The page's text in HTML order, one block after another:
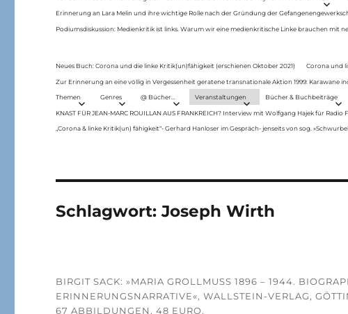
Erinnerung an Lara Melin und ihre wichtige Rolle nach der Gründung der
Podiumsdiskussion: Medienkritik ist links. Warum wir eine medienkritische Linke brauchen mit
Neues Buch: Corona und die linke Kritik(un)fähigkeit (erschienen Oktober 2021) Corona und
Zur Erinnerung an eine völlig in Vergessenheit geratene transnationale Aktion 1999: Karawane
Themen Genres @ Bücher… Veranstaltungen Bücher & Buchbeiträge
KNAST FÜR JEAN-MARC ROUILLAN AUS FRANKREICH? Interview mit Wolfgang Hajek für Radio
„Corona & linke Kritik(un) fähigkeit“- Gerhard Hanloser im Gespräch- jenseits von sog.
Schlagwort:Joseph Wirth
BIRGIT SACK: »MARIA GROLLMUSS 1896 – 1944.
RINNERUNGSNARRATIVE«, WALLSTEIN-VERLAG,
7 ABBILDUNGEN, 48 EURO.